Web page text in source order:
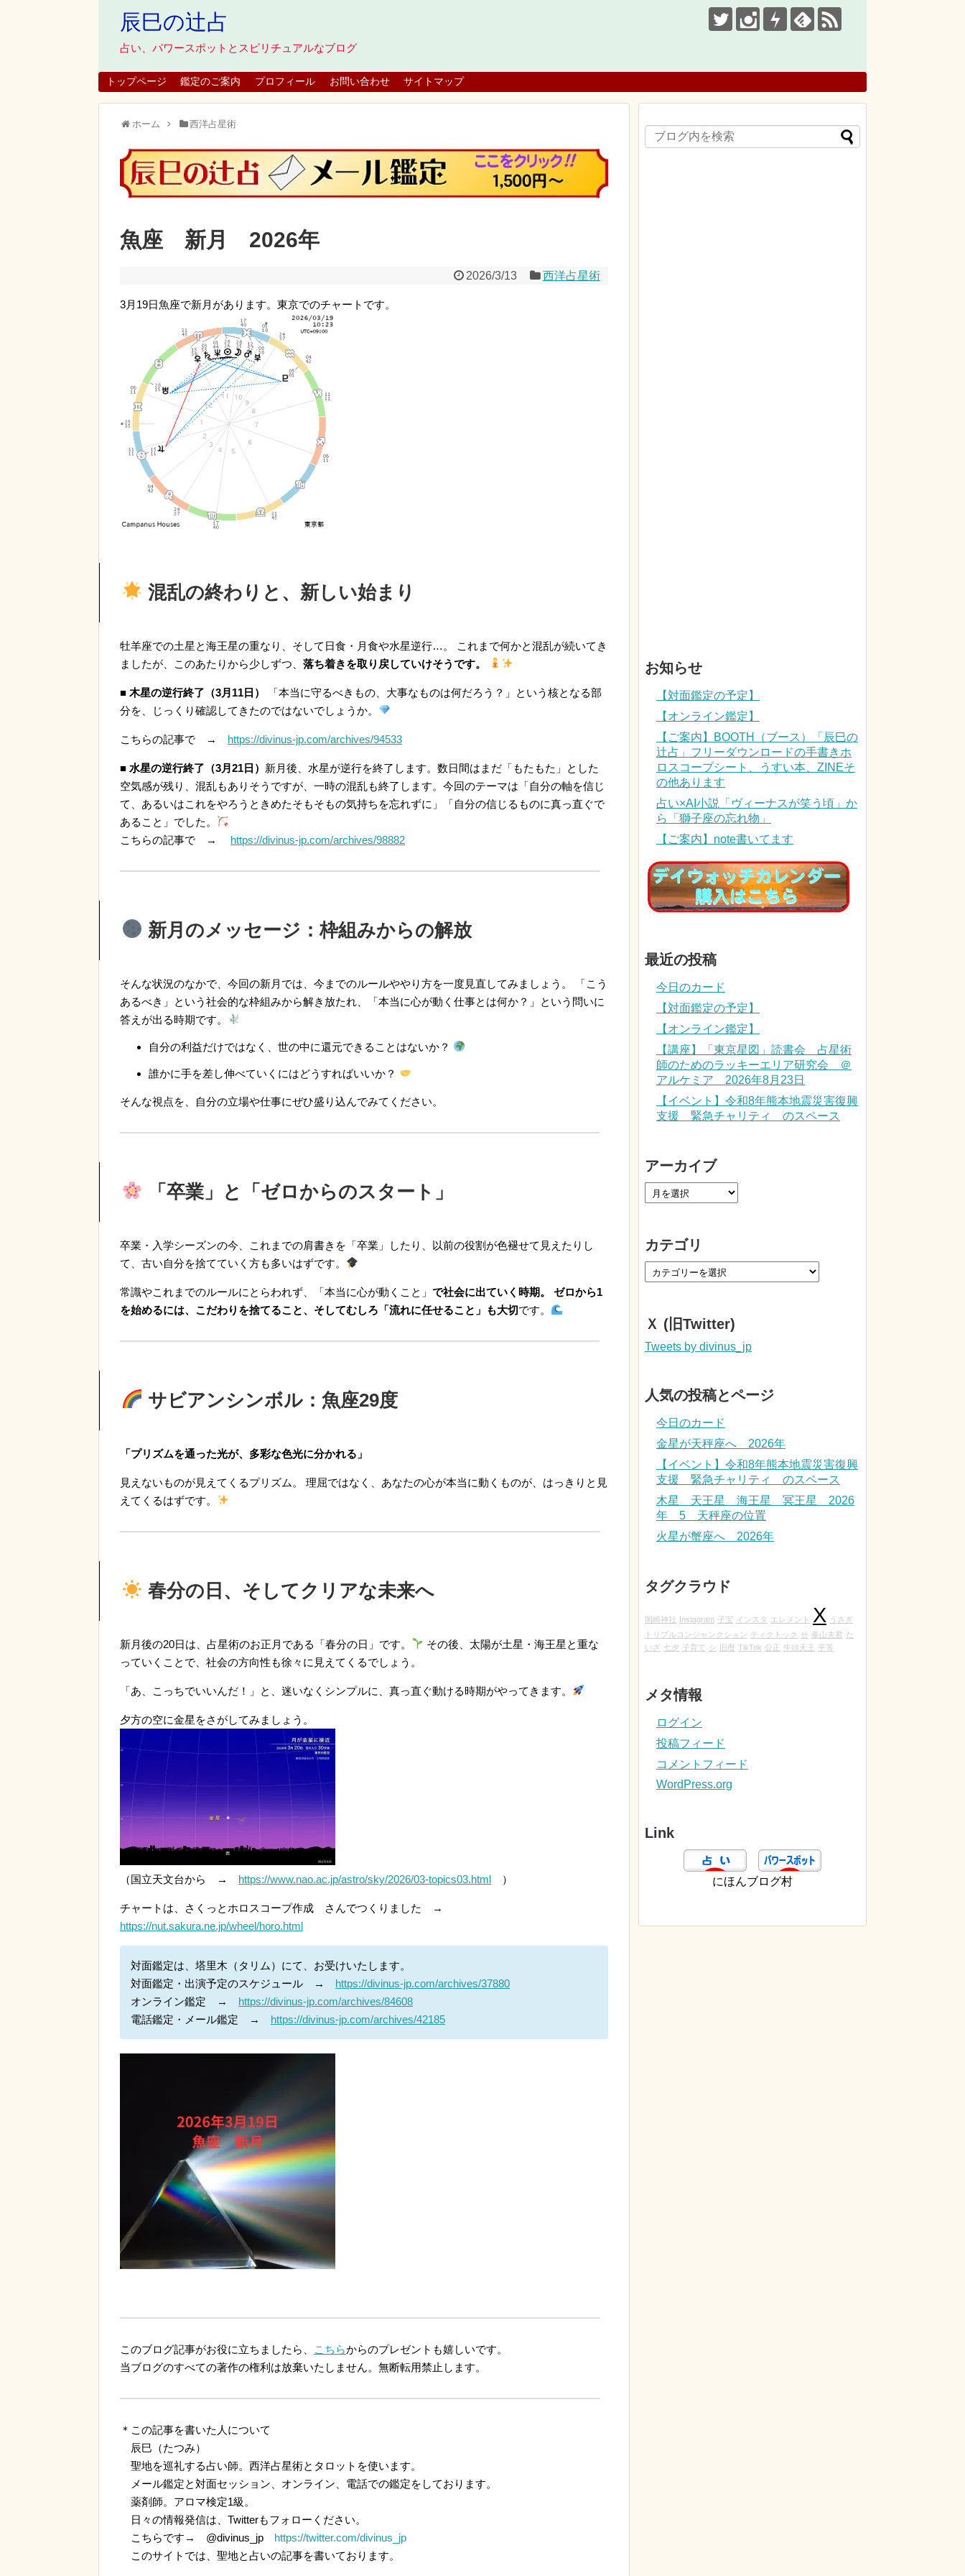
辰巳の辻占
占い、パワースポットとスピリチュアルなブログ
トップページ 鑑定のご案内 プロフィール お問い合わせ サイトマップ
ホーム 西洋占星術
魚座 新月 2026年
2026/3/13 西洋占星術
3月19日魚座で新月があります。東京でのチャートです。
混乱の終わりと、新しい始まり
牡羊座での土星と海王星の重なり、そして日食・月食や水星逆行…。 これまで何かと混乱が続いてき
ましたが、このあたりから少しずつ、 落ち着きを取り戻していけそうです。
■ 木星の逆行終了（3月11日）
「本当に守るべきもの、大事なものは何だろう？」という核となる部
分を、じっくり確認してきたのではないでしょうか。
こちらの記事で → https://divinus-jp.com/archives/94533
■ 水星の逆行終了（3月21日） 新月後、水星が逆行を終了します。数日間はまだ「もたもた」とした
空気感が残り、混乱もありそうですが、一時の混乱も終了します。今回のテーマは「自分の軸を信じ
て、あるいはこれをやろうときめたそもそもの気持ちを忘れずに」「自分の信じるものに真っ直ぐで
あること」でした。
こちらの記事で → https://divinus-jp.com/archives/98882
新月のメッセージ：枠組みからの解放
そんな状況のなかで、今回の新月では、今までのルールややり方を一度見直してみましょう。 「こう
あるべき」という社会的な枠組みから解き放たれ、「本当に心が動く仕事とは何か？」という問いに
答えが出る時期です。
自分の利益だけではなく、世の中に還元できることはないか？
誰かに手を差し伸べていくにはどうすればいいか？
そんな視点を、自分の立場や仕事にぜひ盛り込んでみてください。
「卒業」と「ゼロからのスタート」
卒業・入学シーズンの今、これまでの肩書きを「卒業」したり、以前の役割が色褪せて見えたりし
て、古い自分を捨てていく方も多いはずです。
常識やこれまでのルールにとらわれず、「本当に心が動くこと」 で社会に出ていく時期。 ゼロから1
を始めるには、こだわりを捨てること、そしてむしろ 「流れに任せること」も大切です。
サビアンシンボル：魚座29度
「プリズムを通った光が、多彩な色光に分かれる」
見えないものが見えてくるプリズム。 理屈ではなく、あなたの心が本当に動くものが、はっきりと見
えてくるはずです。
春分の日、そしてクリアな未来へ
新月後の20日は、占星術のお正月である「春分の日」です。
その後、太陽が土星・海王星と重な
っていくことで、社会の方向性も徐々に見えてくるでしょう。
「あ、こっちでいいんだ！」と、迷いなくシンプルに、真っ直ぐ動ける時期がやってきます。
夕方の空に金星をさがしてみましょう。
（国立天文台から → https://www.nao.ac.jp/astro/sky/2026/03-topics03.html ）
チャートは、さくっとホロスコープ作成 さんでつくりました →
https://nut.sakura.ne.jp/wheel/horo.html
対面鑑定は、塔里木（タリム）にて、お受けいたします。
対面鑑定・出演予定のスケジュール → https://divinus-jp.com/archives/37880
オンライン鑑定 → https://divinus-jp.com/archives/84608
電話鑑定・メール鑑定 → https://divinus-jp.com/archives/42185
このブログ記事がお役に立ちましたら、 こちらからのプレゼントも嬉しいです。
当ブログのすべての著作の権利は放棄いたしません。無断転用禁止します。
＊この記事を書いた人について
辰巳（たつみ）
聖地を巡礼する占い師。西洋占星術とタロットを使います。
メール鑑定と対面セッション、オンライン、電話での鑑定をしております。
薬剤師。アロマ検定1級。
日々の情報発信は、Twitterもフォローください。
こちらです→ @divinus_jp https://twitter.com/divinus_jp
このサイトでは、聖地と占いの記事を書いております。
お知らせ
【対面鑑定の予定】
【オンライン鑑定】
【ご案内】BOOTH（ブース）「辰巳の
辻占」フリーダウンロードの手書きホ
ロスコープシート、うすい本、ZINEそ
の他あります
占い×AI小説「ヴィーナスが笑う頃」か
ら「獅子座の忘れ物」
【ご案内】note書いてます
最近の投稿
今日のカード
【対面鑑定の予定】
【オンライン鑑定】
【講座】「東京星図」読書会 占星術
師のためのラッキーエリア研究会 ＠
アルケミア 2026年8月23日
【イベント】令和8年熊本地震災害復興
支援 緊急チャリティ のスペース
アーカイブ
カテゴリ
Ｘ (旧Twitter)
Tweets by divinus_jp
人気の投稿とページ
今日のカード
金星が天秤座へ 2026年
【イベント】令和8年熊本地震災害復興
支援 緊急チャリティ のスペース
木星 天王星 海王星 冥王星 2026
年 5 天秤座の位置
火星が蟹座へ 2026年
タグクラウド
岡崎神社 Instagram 子宝 インスタ エレメント X
うさぎ
トリプルコンジャンクション ティクトック せ 泰山夫君 た
いざ
七夕 子育て シ 旧暦 TikTok 公正 牛頭天王 平等
メタ情報
ログイン
投稿フィード
コメントフィード
WordPress.org
Link
にほんブログ村